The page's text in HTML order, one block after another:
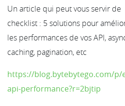
Un article qui peut vous servir de
checklist : 5 solutions pour
les performances de vos API,
caching, pagination, etc
https://blog.bytebytego.com/p/
api-performance?r=2bjtip